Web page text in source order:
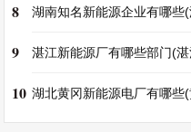
8 湖南知名新能源企业有哪些
9 湛江新能源厂有哪些部门(
10 湖北黄冈新能源电厂有哪些